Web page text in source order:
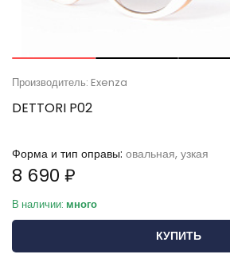
Производитель: Exenza
DETTORI P02
Форма и тип оправы: овальная, узкая
8 690 ₽
В наличии: много
КУПИТЬ